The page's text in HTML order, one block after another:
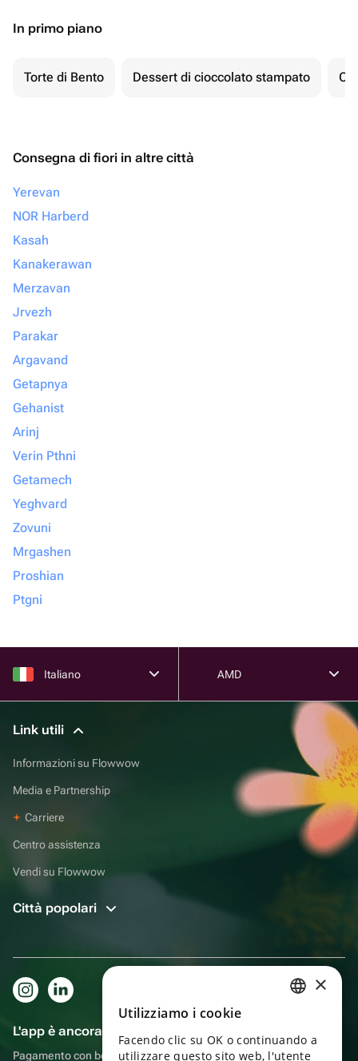
In primo piano
Torte di Bento Dessert di cioccolato stampato
Consegna di fiori in altre città
Yerevan
NOR Harberd
Kasah
Kanakerawan
Merzavan
Jrvezh
Parakar
Argavand
Getapnya
Gehanist
Arinj
Verin Pthni
Getamech
Yeghvard
Zovuni
Mrgashen
Proshian
Ptgni
Italiano AMD
Link utili
Informazioni su Flowwow
Media e Partnership
Carriere
Centro assistenza
Vendi su Flowwow
Città popolari
L'app è ancora più comoda!
Pagamento con bonus, autoconsegna, comoda chat con
ENGLISH
×
Utilizziamo i cookie
Facendo clic su OK o continuando a
utilizzare questo sito web, l'utente